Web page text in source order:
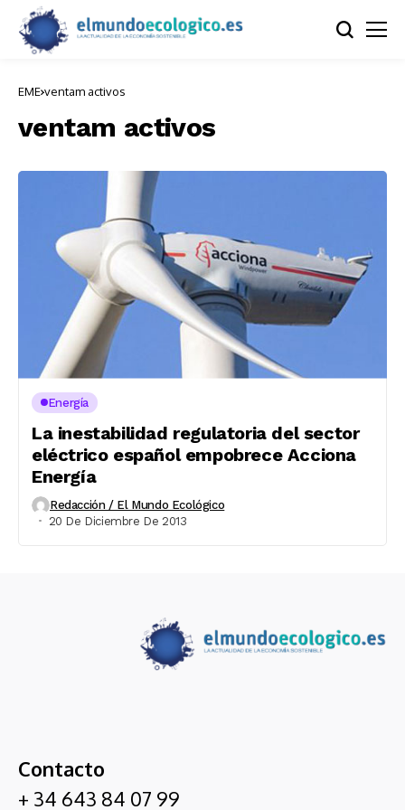
EME ventam activos
ventam activos
Energía
La inestabilidad regulatoria del sector
eléctrico español empobrece Acciona
Energía
Redacción / El Mundo Ecológico
20 De Diciembre De 2013
Contacto
+ 34 643 84 07 99